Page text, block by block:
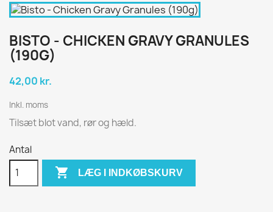
BISTO - CHICKEN GRAVY GRANULES
(190G)
42,00 kr.
Inkl. moms
Tilsæt blot vand, rør og hæld.
Antal
 LÆG I INDKØBSKURV